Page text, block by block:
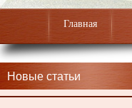
Главная
Новые статьи